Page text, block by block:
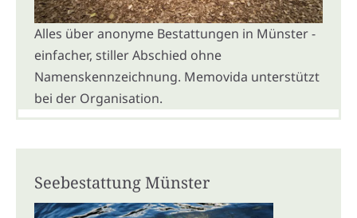
Alles über anonyme Bestattungen in Münster -
einfacher, stiller Abschied ohne
Namenskennzeichnung. Memovida unterstützt
bei der Organisation.
Seebestattung Münster